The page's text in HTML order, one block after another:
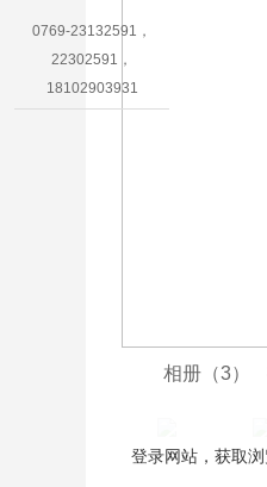
相册（3）
登录网站，获取浏
0769-23132591，
22302591，
18102903931